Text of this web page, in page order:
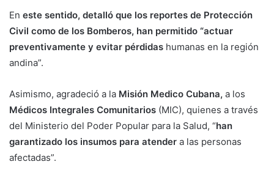
En este sentido, detalló que los reportes de Protección
Civil como de los Bomberos, han permitido “actuar
preventivamente y evitar pérdidas humanas en la región
andina”.
Asimismo, agradeció a la Misión Medico Cubana, a los
Médicos Integrales Comunitarios (MIC), quienes a través
del Ministerio del Poder Popular para la Salud, “han
garantizado los insumos para atender a las personas
afectadas”.